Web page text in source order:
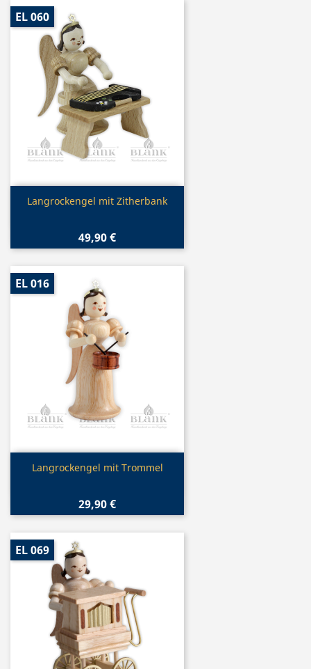
Vorschau
Langrockengel mit Zitherbank
49,90 €
EL 060
Vorschau
Langrockengel mit Trommel
29,90 €
EL 016
EL 069